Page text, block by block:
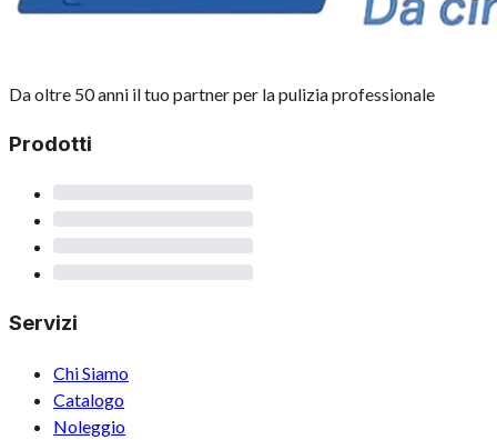
Da oltre 50 anni il tuo partner per la pulizia professionale
Prodotti
Servizi
Chi Siamo
Catalogo
Noleggio